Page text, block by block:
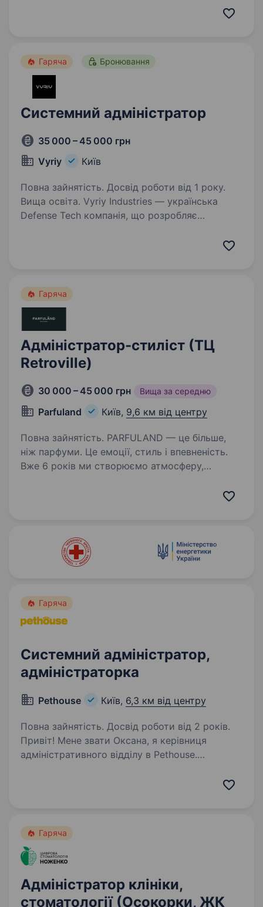
працює в Україні. Наша команда будує сучасні
Гаряча Бронювання
Системний адміністратор
35 000 – 45 000 грн
Vyriy
Київ
Повна зайнятість. Досвід роботи від 1 року.
Вища освіта. Vyriy Industries — українська
Defense Tech компанія, що розробляє
роботи в реальних бойових умовах для понад
Гаряча
Адміністратор-стиліст (ТЦ
Retroville)
30 000 – 45 000 грн Вища за середню
Parfuland Київ, 9,6 км від центру
Повна зайнятість. PARFULAND — це більше,
ніж парфуми. Це емоції, стиль і впевненість.
Вже 6 років ми створюємо атмосферу,
Гаряча
Системний адміністратор,
адміністраторка
Pethouse Київ, 6,3 км від центру
Повна зайнятість. Досвід роботи від 2 років.
Привіт! Мене звати Оксана, я керівниця
адміністративного відділу в Pethouse.
Гаряча
Адміністратор клініки,
стоматології (Осокорки, ЖК